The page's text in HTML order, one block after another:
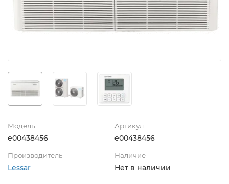
Модель
e00438456
Артикул
e00438456
Производитель
Lessar
Наличие
Нет в наличии